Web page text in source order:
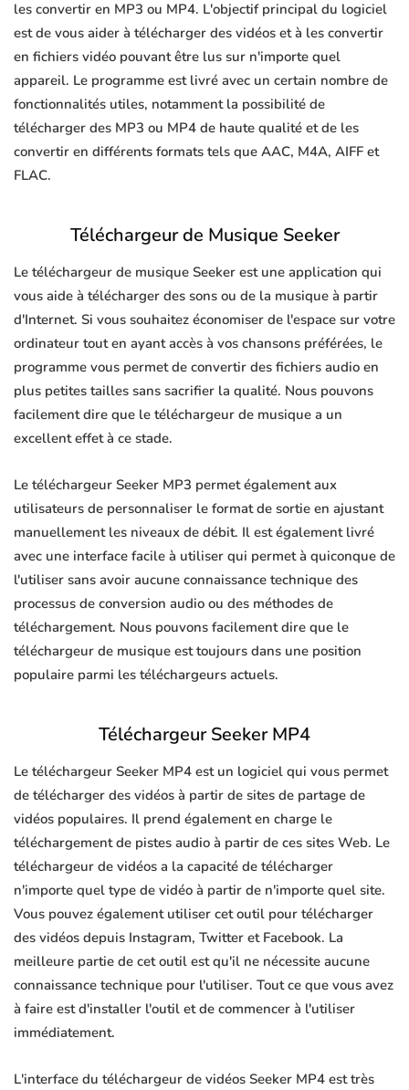
les convertir en MP3 ou MP4. L'objectif principal du logiciel
est de vous aider à télécharger des vidéos et à les convertir
en fichiers vidéo pouvant être lus sur n'importe quel
appareil. Le programme est livré avec un certain nombre de
fonctionnalités utiles, notamment la possibilité de
télécharger des MP3 ou MP4 de haute qualité et de les
convertir en différents formats tels que AAC, M4A, AIFF et
FLAC.
Téléchargeur de Musique Seeker
Le téléchargeur de musique Seeker est une application qui
vous aide à télécharger des sons ou de la musique à partir
d'Internet. Si vous souhaitez économiser de l'espace sur votre
ordinateur tout en ayant accès à vos chansons préférées, le
programme vous permet de convertir des fichiers audio en
plus petites tailles sans sacrifier la qualité. Nous pouvons
facilement dire que le téléchargeur de musique a un
excellent effet à ce stade.
Le téléchargeur Seeker MP3 permet également aux
utilisateurs de personnaliser le format de sortie en ajustant
manuellement les niveaux de débit. Il est également livré
avec une interface facile à utiliser qui permet à quiconque de
l'utiliser sans avoir aucune connaissance technique des
processus de conversion audio ou des méthodes de
téléchargement. Nous pouvons facilement dire que le
téléchargeur de musique est toujours dans une position
populaire parmi les téléchargeurs actuels.
Téléchargeur Seeker MP4
Le téléchargeur Seeker MP4 est un logiciel qui vous permet
de télécharger des vidéos à partir de sites de partage de
vidéos populaires. Il prend également en charge le
téléchargement de pistes audio à partir de ces sites Web. Le
téléchargeur de vidéos a la capacité de télécharger
n'importe quel type de vidéo à partir de n'importe quel site.
Vous pouvez également utiliser cet outil pour télécharger
des vidéos depuis Instagram, Twitter et Facebook. La
meilleure partie de cet outil est qu'il ne nécessite aucune
connaissance technique pour l'utiliser. Tout ce que vous avez
à faire est d'installer l'outil et de commencer à l'utiliser
immédiatement.
L'interface du téléchargeur de vidéos Seeker MP4 est très